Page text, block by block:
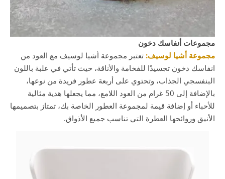
مجموعات أنفاسك دخون
مجموعة أشيا لوسيف: تعتبر مجموعة أشيا لوسيف مع العود من
انفاسك دخون تجسيدًا للفخامة والأناقة، حيث تأتي في علبة باللون
البنفسجي الجذاب، وتحتوي على أربعة عطور فريدة من نوعها،
بالإضافة إلى 50 غرام من العود اللامع، مما يجعلها هدية مثالية
للأحباء أو إضافة قيمة لمجموعة العطور الخاصة بك، تمتاز بتصميمها
الأنيق وروائحها العطرة التي تناسب جميع الأذواق.